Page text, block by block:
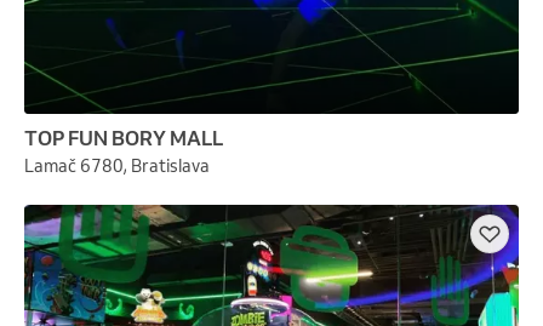
TOP FUN BORY MALL
Lamač 6780, Bratislava